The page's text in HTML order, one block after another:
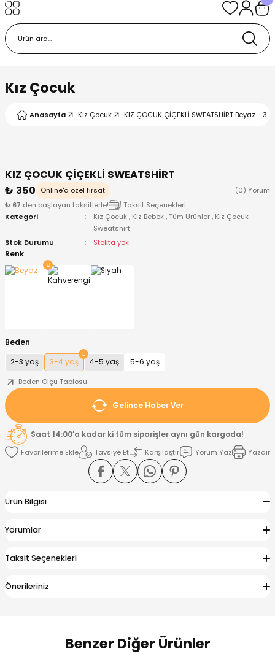
Kız Çocuk
Anasayfa Kız Çocuk KIZ ÇOCUK ÇİÇEKLİ SWEATSHİRT Beyaz - 3-
KIZ ÇOCUK ÇİÇEKLİ SWEATSHİRT
₺ 350
Online'a özel fırsat
(0) Yorum
₺ 67 den başlayan taksitlerle!
Taksit Seçenekleri
Kategori
Kız Çocuk , Kız Bebek ,Tüm Ürünler , Kız Çocuk
Sweatshirt
Stok Durumu
Stokta yok
Renk
Beden
2-3 yaş
3-4 yaş 4-5 yaş
5-6 yaş
Beden Ölçü Tablosu
Gelince Haber Ver
Saat 14:00’a kadar ki tüm siparişler aynı gün kargoda!
Tavsiye Et
Karşılaştır Yorum Yaz Yazdır
Ürün Bilgisi
Yorumlar
Taksit Seçenekleri
Önerileriniz
Benzer Diğer Ürünler
Takımı
Alt
ve Taç
Takımı
Shirt
Elbise
Alt
Body
ve Patik
Çıkışı ve Zıbın Seti
Takımı
Alt
Bere ve Eldiven
Body
ve Patik
Çıkışı ve Zıbın Seti
shirt
Alt
Ürünleri